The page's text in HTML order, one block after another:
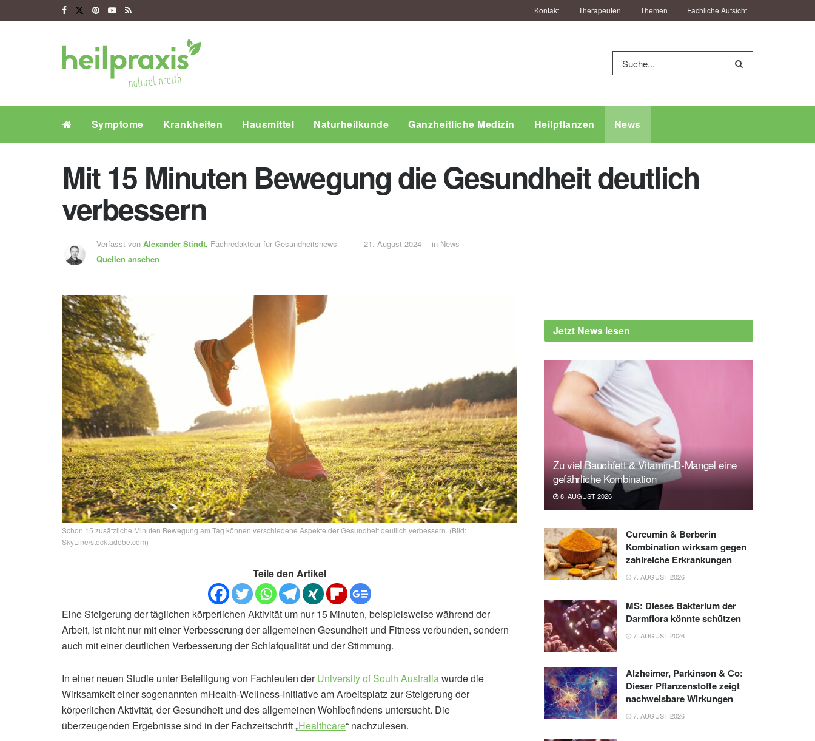
Kontakt Therapeuten Themen Fachliche Aufsicht
Symptome Krankheiten Hausmittel Naturheilkunde Ganzheitliche Medizin Heilpflanzen News
Mit 15 Minuten Bewegung die Gesundheit deutlich
verbessern
Verfasst von Alexander Stindt, Fachredakteur für Gesundheitsnews
Quellen ansehen
21. August 2024 in News
Schon 15 zusätzliche Minuten Bewegung am Tag können verschiedene Aspekte der Gesundheit deutlich verbessern. (Bild:
SkyLine/stock.adobe.com)
Teile den Artikel
Eine Steigerung der täglichen körperlichen Aktivität um nur 15 Minuten, beispielsweise während der
Arbeit, ist nicht nur mit einer Verbesserung der allgemeinen Gesundheit und Fitness verbunden, sondern
auch mit einer deutlichen Verbesserung der Schlafqualität und der Stimmung.
In einer neuen Studie unter Beteiligung von Fachleuten derUniversity of South Australiawurde die
Wirksamkeit einer sogenannten mHealth-Wellness-Initiative am Arbeitsplatz zur Steigerung der
körperlichen Aktivität, der Gesundheit und des allgemeinen Wohlbefindens untersucht. Die
überzeugenden Ergebnisse sind in der Fachzeitschrift „Healthcare“ nachzulesen.
Jetzt News lesen
Zu viel Bauchfett & Vitamin-D-Mangel eine
gefährliche Kombination
8. AUGUST 2026
Curcumin & Berberin
Kombination wirksam gegen
zahlreiche Erkrankungen
7. AUGUST 2026
MS: Dieses Bakterium der
Darmflora könnte schützen
7. AUGUST 2026
Alzheimer, Parkinson & Co:
Dieser Pflanzenstoffe zeigt
nachweisbare Wirkungen
7. AUGUST 2026